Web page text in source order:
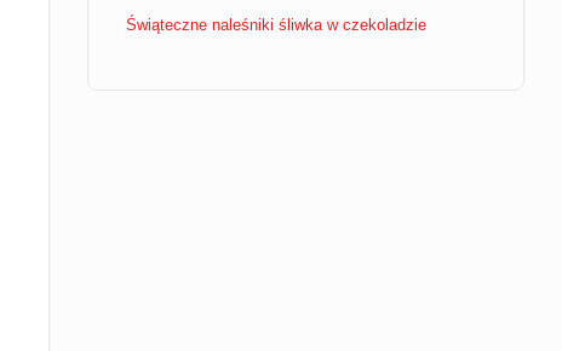
Świąteczne naleśniki śliwka w czekoladzie